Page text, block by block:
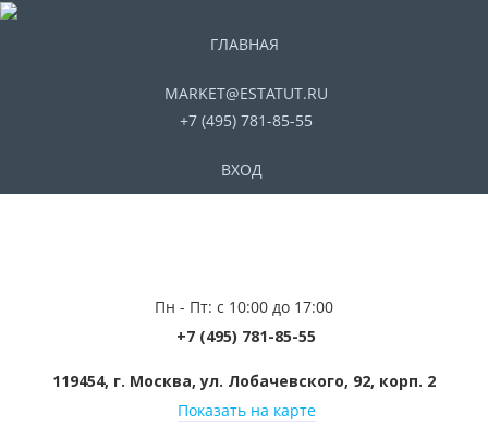
ГЛАВНАЯ
MARKET@ESTATUT.RU
+7 (495) 781-85-55
ВХОД
Пн - Пт: с 10:00 до 17:00
+7 (495) 781-85-55
119454, г. Москва, ул. Лобачевского, 92, корп. 2
Показать на карте